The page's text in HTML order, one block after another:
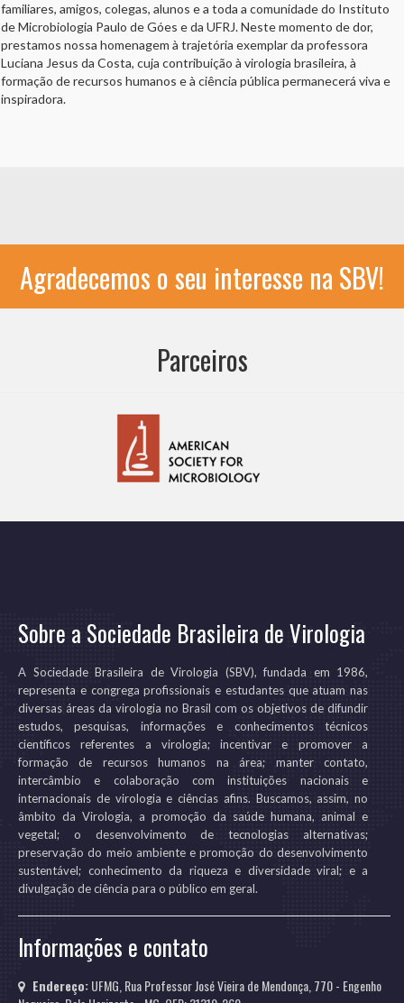
familiares, amigos, colegas, alunos e a toda a comunidade do Instituto
de Microbiologia Paulo de Góes e da UFRJ. Neste momento de dor,
prestamos nossa homenagem à trajetória exemplar da professora
Luciana Jesus da Costa, cuja contribuição à virologia brasileira, à
formação de recursos humanos e à ciência pública permanecerá viva e
inspiradora.
Agradecemos o seu interesse na SBV!
Parceiros
Sobre a Sociedade Brasileira de Virologia
A Sociedade Brasileira de Virologia (SBV), fundada em 1986,
representa e congrega profissionais e estudantes que atuam nas
diversas áreas da virologia no Brasil com os objetivos de difundir
estudos, pesquisas, informações e conhecimentos técnicos
científicos referentes a virologia; incentivar e promover a
formação de recursos humanos na área; manter contato,
intercâmbio e colaboração com instituições nacionais e
internacionais de virologia e ciências afins. Buscamos, assim, no
âmbito da Virologia, a promoção da saúde humana, animal e
vegetal; o desenvolvimento de tecnologias alternativas;
preservação do meio ambiente e promoção do desenvolvimento
sustentável; conhecimento da riqueza e diversidade viral; e a
divulgação de ciência para o público em geral.
Informações e contato
Endereço:UFMG, Rua Professor José Vieira de Mendonça, 770 - Engenho